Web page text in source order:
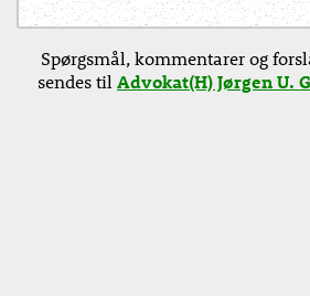
Spørgsmål, kommentarer og
sendes tilAdvokat(H) Jørgen U.